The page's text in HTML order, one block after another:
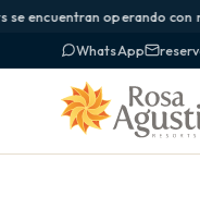
encuentran operando con
WhatsApp